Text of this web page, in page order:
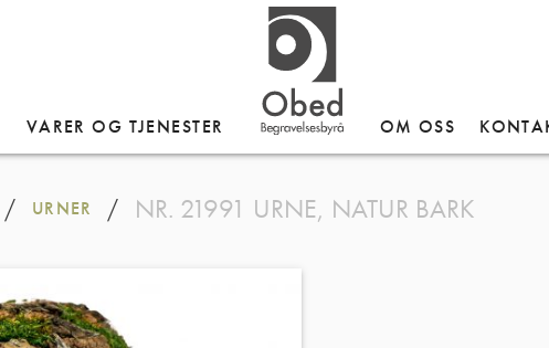
VARER OG TJENESTER OM OSS
/ URNER / NR. 21991 URNE, NATUR BARK